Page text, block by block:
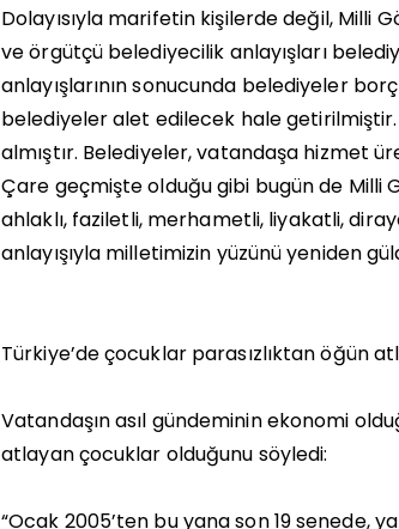
Dolayısıyla marifetin kişilerde değil, Milli
ve örgütçü belediyecilik anlayışları
anlayışlarının sonucunda belediyeler
belediyeler alet edilecek hale
almıştır. Belediyeler, vatandaşa hizmet
Çare geçmişte olduğu gibi bugün de Milli
ahlaklı, faziletli, merhametli, liyakatli,
anlayışıyla milletimizin yüzünü yeniden
Türkiye’de çocuklar parasızlıktan öğün
Vatandaşın asıl gündeminin ekonomi
atlayan çocuklar olduğunu söyledi:
“Ocak 2005’ten bu yana son 19 senede,